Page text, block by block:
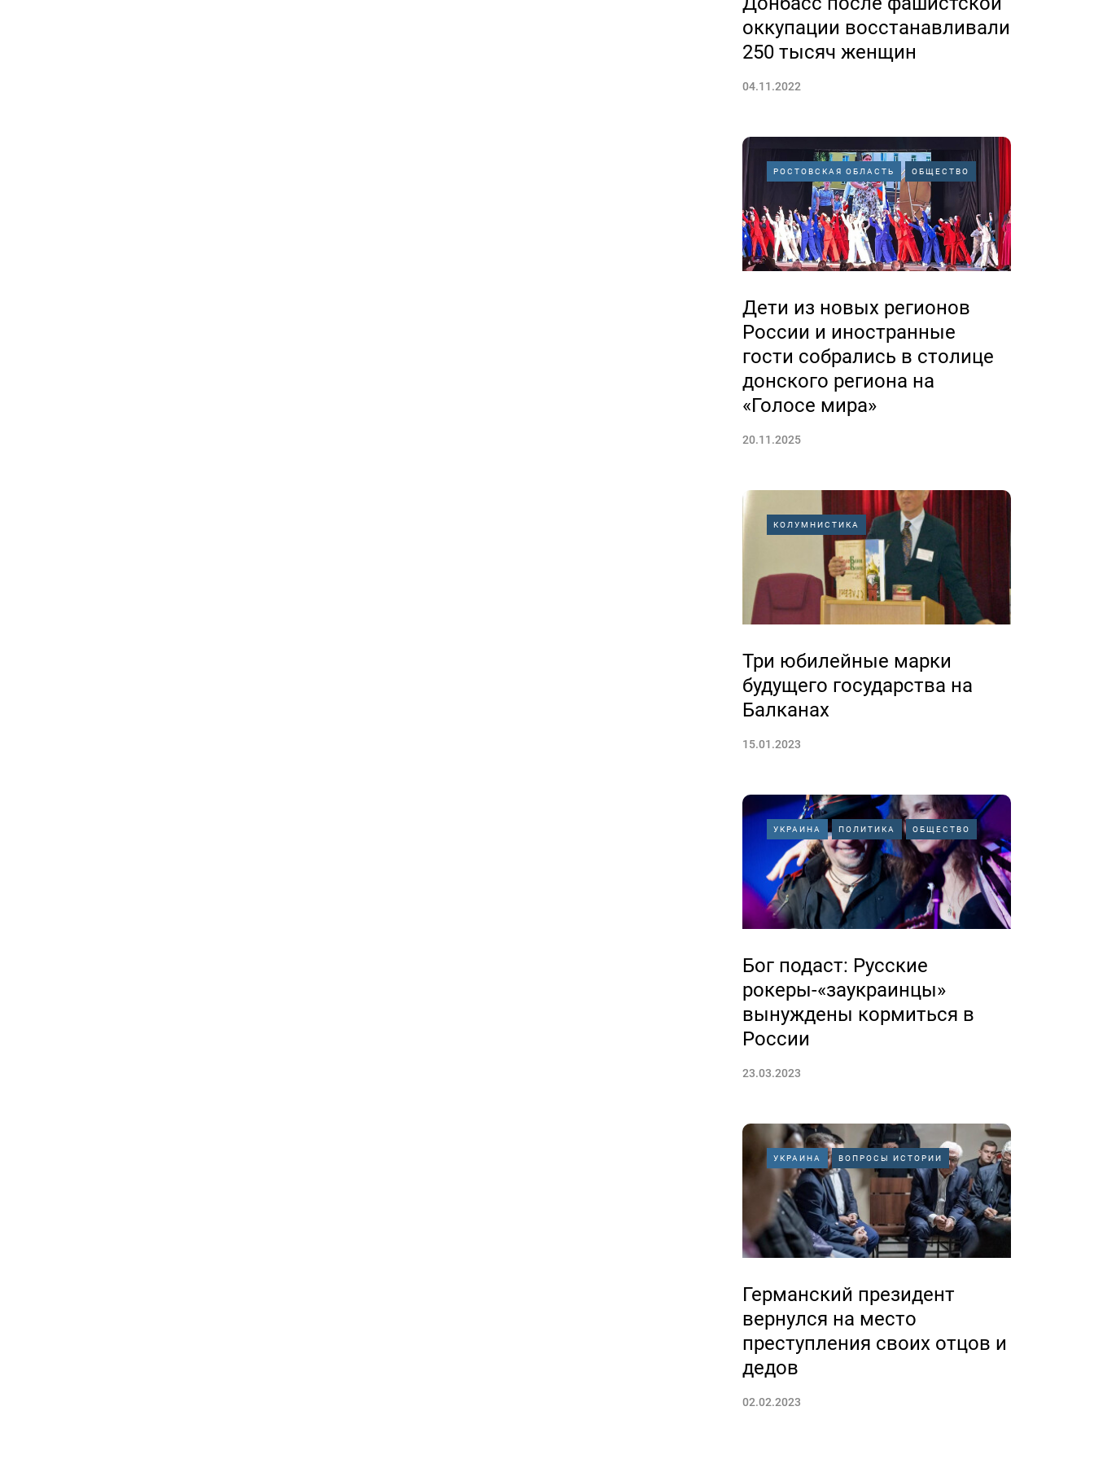
оккупации восстанавливали
250 тысяч женщин
04.11.2022
РОСТОВСКАЯ ОБЛАСТЬ ОБЩЕСТВО
Дети из новых регионов
России и иностранные
гости собрались в столице
донского региона на
«Голосе мира»
20.11.2025
КОЛУМНИСТИКА
Три юбилейные марки
будущего государства на
Балканах
15.01.2023
УКРАИНА ПОЛИТИКА ОБЩЕСТВО
Бог подаст: Русские
рокеры-«заукраинцы»
вынуждены кормиться в
России
23.03.2023
УКРАИНА ВОПРОСЫ ИСТОРИИ
Германский президент
вернулся на место
преступления своих отцов и
дедов
02.02.2023